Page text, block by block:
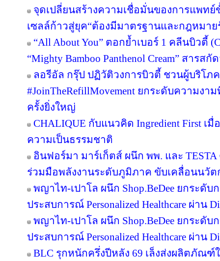
จุดเปลี่ยนสร้างความเชื่อมั่นของการแพท
เซลล์ก้าวสู่ยุค“ต้องมีมาตรฐานและกฎหมาย
“All About You” ตอกย้ำเบอร์ 1 คลีนบิวตี้
“Mighty Bamboo Panthenol Cream” สารส
ลอรีอัล กรุ๊ป ปฏิวัติวงการบิวตี้ ชวนผู้บริโภ
#JoinTheRefillMovement ยกระดับความง
ครั้งยิ่งใหญ่
CHALIQUE กับแนวคิด Ingredient First เ
ความเป็นธรรมชาติ
อินฟอร์มา มาร์เก็ตส์ ผนึก พพ. และ TESTA
ร่วมมือพลังงานระดับภูมิภาค ขับเคลื่อนนวัต
พญาไท-เปาโล ผนึก Shop.BeDee ยกระดั
ประสบการณ์ Personalized Healthcare ผ่าน
พญาไท-เปาโล ผนึก Shop.BeDee ยกระดั
ประสบการณ์ Personalized Healthcare ผ่าน
BLC รุกหนักครึ่งปีหลัง 69 เล็งส่งผลิตภัณฑ์